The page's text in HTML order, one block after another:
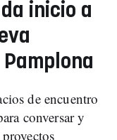
inicio a
de encuentro
conversar y